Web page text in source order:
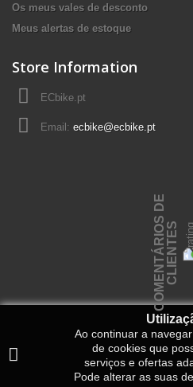
Os meus vales de desconto
Meus alertas de estoque
Store Information
ECbike.pt
Email: ecbike@ecbike.pt
Ao continuar a
de cookies que
serviços e ofertas
Pode alterar as suas
C
O
M
E
N
T
Á
R
I
O
S
D
E
C
L
I
E
N
T
ES